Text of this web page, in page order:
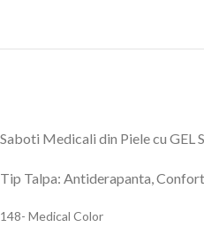
Saboti Medicali din Piele cu
Tip Talpa: Antiderapanta,
148- Medical Color